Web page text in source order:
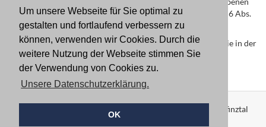
Um unsere Webseite für Sie optimal zu
gestalten und fortlaufend verbessern zu
können, verwenden wir Cookies. Durch die
weitere Nutzung der Webseite stimmen Sie
der Verwendung von Cookies zu.
Unsere Datenschutzerklärung.
OK
Orte. Dies stellt ein berechtigtes Interesse im Sinne von Art. 6 Abs.
1 lit. f DSGVO dar.
Mehr Informationen zum Umgang mit Nutzerdaten finden Sie in der
Datenschutzerklärung von Google:
https://www.google.de/intl/de/policies/privacy/
© 2022 Fördergemeinschaft Ludwig-Marum-Gymnasium Pfinztal
e.V. | Sämtliche Inhalte sind urheberrechtlich geschützt.